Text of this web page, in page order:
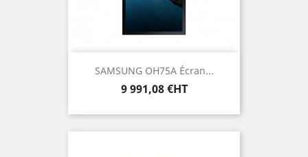
SAMSUNG OH75A Écran...
Prix
9 991,08 €HT